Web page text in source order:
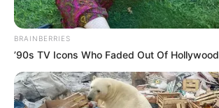
BRAINBERRIES
’90s TV Icons Who Faded Out Of Hollywood